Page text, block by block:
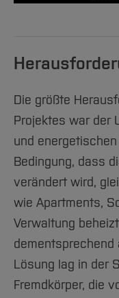
Die größte
Projektes war der
und
Bedingung, dass
verändert wird,
wie Apartments,
Verwaltung
dementsprechend
Lösung lag in der
Fremdkörper, die